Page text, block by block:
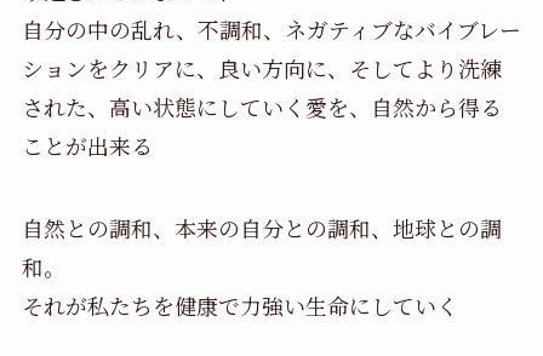
自分の中の乱れ、不調和、ネガティブなバイブレー
ションをクリアに、良い方向に、そしてより洗練
された、高い状態にしていく愛を、自然から得る
ことが出来る
自然との調和、本来の自分との調和、地球との調
和。
それが私たちを健康で力強い生命にしていく